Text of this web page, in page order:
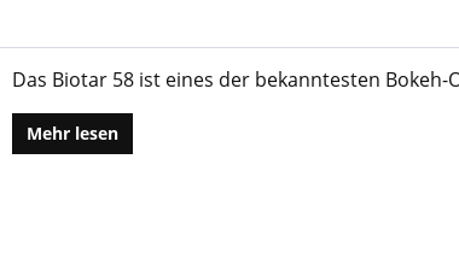
Das Biotar 58 ist eines der bekanntesten Bokeh-
Mehr lesen